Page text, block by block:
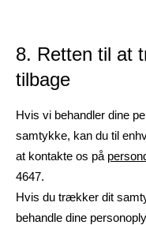
8. Retten til at
tilbage
Hvis vi behandler dine
samtykke, kan du til
at kontakte os på
4647.
Hvis du trækker dit
behandle dine